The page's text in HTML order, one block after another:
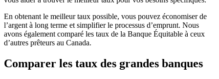
En obtenant le meilleur taux possible, vous pouvez économiser de
l’argent à long terme et simplifier le processus d’emprunt. Nous
avons également comparé les taux de la Banque Équitable à ceux
d’autres prêteurs au Canada.
Comparer les taux des grandes banques